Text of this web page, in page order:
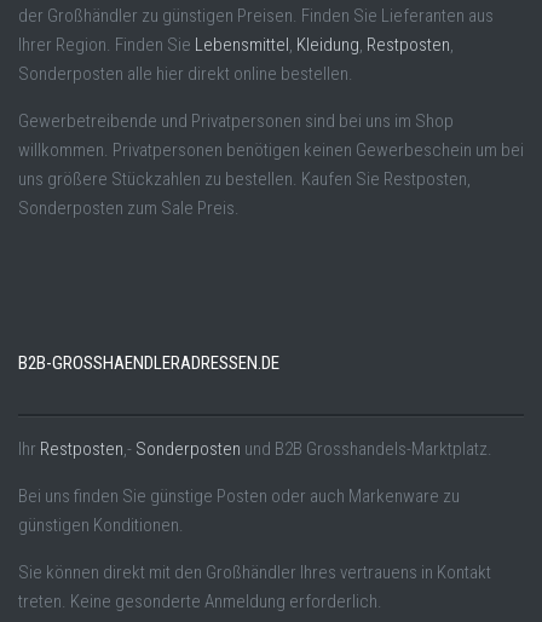
der Großhändler zu günstigen Preisen. Finden Sie Lieferanten aus
Ihrer Region. Finden Sie Lebensmittel Kleidung Restposten
Sonderposten alle hier direkt online bestellen.
Gewerbetreibende und Privatpersonen sind bei uns im Shop
willkommen. Privatpersonen benötigen keinen Gewerbeschein um bei
uns größere Stückzahlen zu bestellen. Kaufen Sie Restposten,
Sonderposten zum Sale Preis.
B2B-GROSSHAENDLERADRESSEN.DE
Ihr Restposten ,- Sonderposten und B2B Grosshandels-Marktplatz.
Bei uns finden Sie günstige Posten oder auch Markenware zu
günstigen Konditionen.
Sie können direkt mit den Großhändler Ihres vertrauens in Kontakt
treten. Keine gesonderte Anmeldung erforderlich.